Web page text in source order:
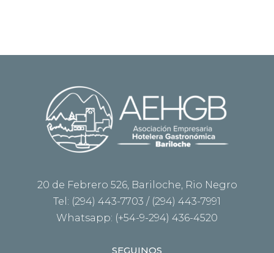
20 de Febrero 526, Bariloche, Rio Negro
Tel: (294) 443-7703 / (294) 443-7991
Whatsapp: (+54-9-294) 436-4520
SEGUINOS